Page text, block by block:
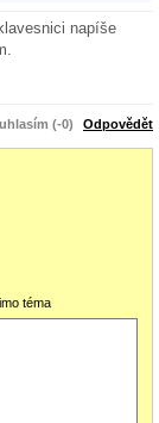
napíše
(-0) Odpovědět
téma